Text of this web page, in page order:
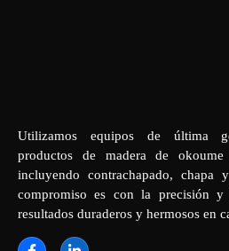
Utilizamos equipos de última
productos de madera de
incluyendo contrachapado, chapa
compromiso es con la precisión y
resultados duraderos y hermosos en